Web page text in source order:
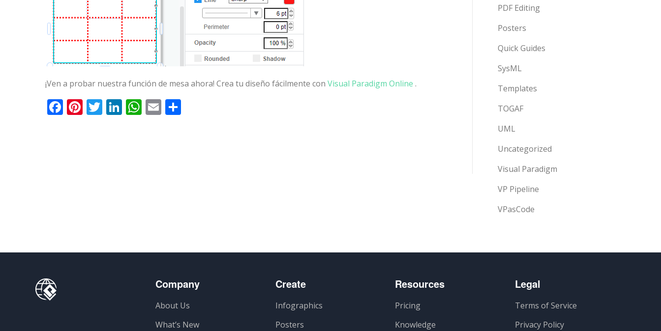
¡Ven a probar nuestra función de mesa ahora! Crea tu diseño fácilmente con Visual Paradigm Online .
Facebook
Pinterest
Twitter
LinkedIn
WhatsApp
Email
PDF Editing
Posters
Quick Guides
SysML
Templates
TOGAF
UML
Uncategorized
Visual Paradigm
VP Pipeline
VPasCode
Company
About Us
What’s New
Create
Infographics
Posters
Resources
Pricing
Knowledge
Legal
Terms of Service
Privacy Policy